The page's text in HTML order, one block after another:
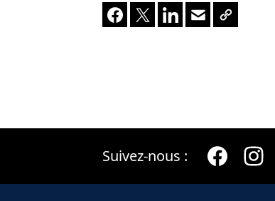
Facebook
LinkedInEnvoyer à un ami
Copier le lien
Suivez-nous :